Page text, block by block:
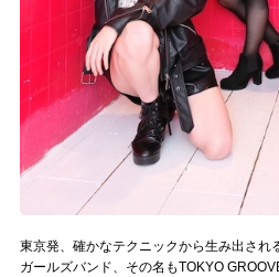
東京発、確かなテクニックから生み出され
ガールズバンド、その名もTOKYO